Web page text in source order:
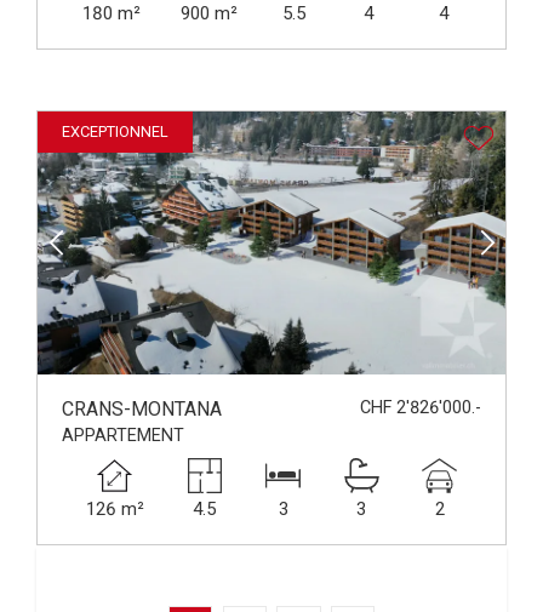
180 m² 900 m² 5.5 4 4
EXCEPTIONNEL
CRANS-MONTANA
CHF 2'826'000.-
APPARTEMENT
126 m² 4.5 3 3 2